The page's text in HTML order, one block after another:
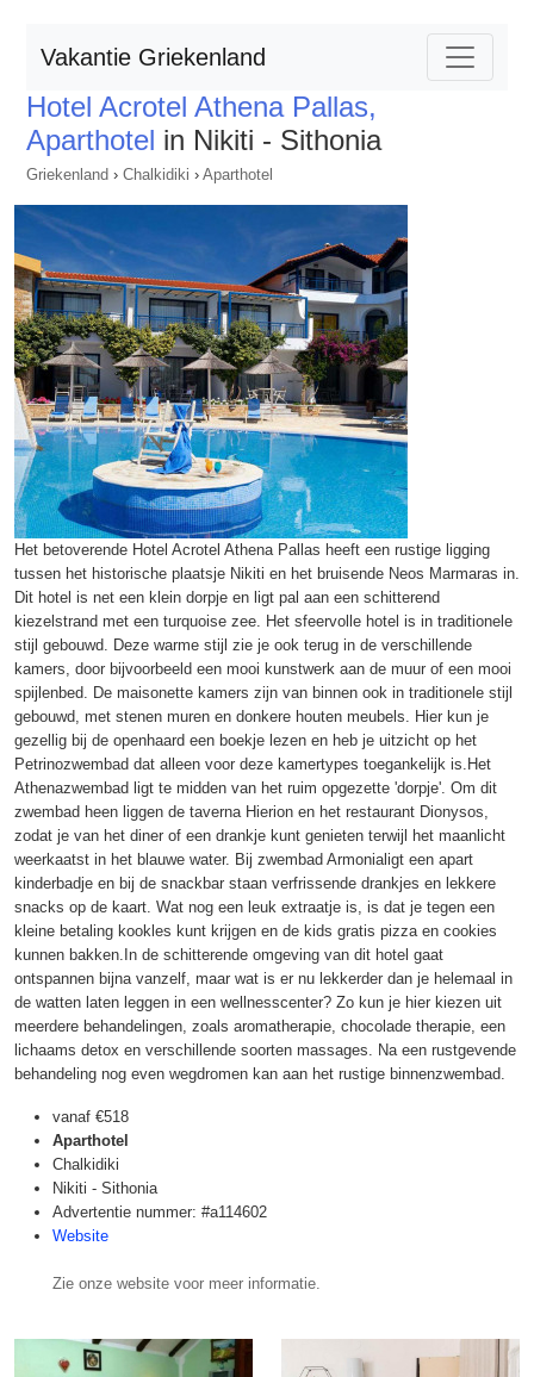
Vakantie Griekenland
Hotel Acrotel Athena Pallas,
Aparthotel in Nikiti - Sithonia
Griekenland › Chalkidiki › Aparthotel
Het betoverende Hotel Acrotel Athena Pallas heeft een rustige ligging
tussen het historische plaatsje Nikiti en het bruisende Neos Marmaras in.
Dit hotel is net een klein dorpje en ligt pal aan een schitterend
kiezelstrand met een turquoise zee. Het sfeervolle hotel is in traditionele
stijl gebouwd. Deze warme stijl zie je ook terug in de verschillende
kamers, door bijvoorbeeld een mooi kunstwerk aan de muur of een mooi
spijlenbed. De maisonette kamers zijn van binnen ook in traditionele stijl
gebouwd, met stenen muren en donkere houten meubels. Hier kun je
gezellig bij de openhaard een boekje lezen en heb je uitzicht op het
Petrinozwembad dat alleen voor deze kamertypes toegankelijk is.Het
Athenazwembad ligt te midden van het ruim opgezette 'dorpje'. Om dit
zwembad heen liggen de taverna Hierion en het restaurant Dionysos,
zodat je van het diner of een drankje kunt genieten terwijl het maanlicht
weerkaatst in het blauwe water. Bij zwembad Armonialigt een apart
kinderbadje en bij de snackbar staan verfrissende drankjes en lekkere
snacks op de kaart. Wat nog een leuk extraatje is, is dat je tegen een
kleine betaling kookles kunt krijgen en de kids gratis pizza en cookies
kunnen bakken.In de schitterende omgeving van dit hotel gaat
ontspannen bijna vanzelf, maar wat is er nu lekkerder dan je helemaal in
de watten laten leggen in een wellnesscenter? Zo kun je hier kiezen uit
meerdere behandelingen, zoals aromatherapie, chocolade therapie, een
lichaams detox en verschillende soorten massages. Na een rustgevende
behandeling nog even wegdromen kan aan het rustige binnenzwembad.
vanaf €518
Aparthotel
Chalkidiki
Nikiti - Sithonia
Advertentie nummer: #a114602
Website
Zie onze website voor meer informatie.